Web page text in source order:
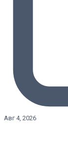
Авг 4, 2026